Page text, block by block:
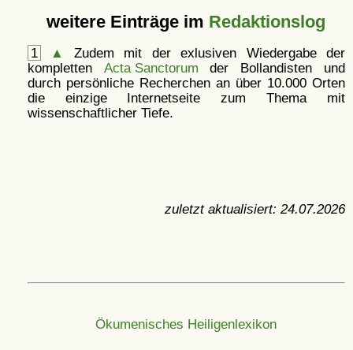
weitere Einträge im Redaktionslog
1 ▲
Zudem mit der exlusiven Wiedergabe der
kompletten Acta Sanctorum der Bollandisten und
durch persönliche Recherchen an über 10.000 Orten
die einzige Internetseite zum Thema mit
wissenschaftlicher Tiefe.
zuletzt aktualisiert: 24.07.2026
Ökumenisches Heiligenlexikon